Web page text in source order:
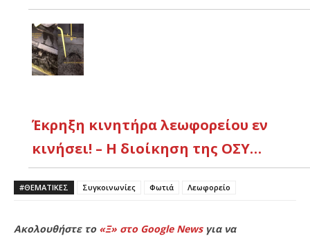
Έκρηξη κινητήρα λεωφορείου εν
κινήσει! – Η διοίκηση της ΟΣΥ…
#ΘΕΜΑΤΙΚΈΣ Συγκοινωνίες Φωτιά Λεωφορείο
Ακολουθήστε το «Ξ» στο Google Newsγια να